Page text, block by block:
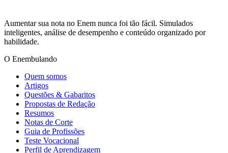
Aumentar sua nota no Enem nunca foi tão fácil. Simulados
inteligentes, análise de desempenho e conteúdo organizado por
habilidade.
O Enembulando
Quem somos
Artigos
Questões & Gabaritos
Propostas de Redação
Resumos
Notas de Corte
Guia de Profissões
Teste Vocacional
Perfil de Aprendizagem